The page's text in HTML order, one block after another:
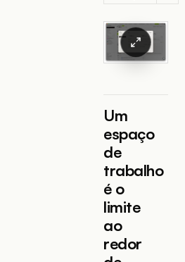
Um
espaço
de
trabalho
é o
limite
ao
redor